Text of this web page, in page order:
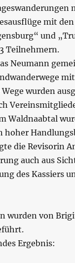
mit
und
Teilnehmern.
Neumann
wurden
Waldnaabtal
hoher
die Revisorin
auch aus
des Kassiers
wurden von
Ergebnis: